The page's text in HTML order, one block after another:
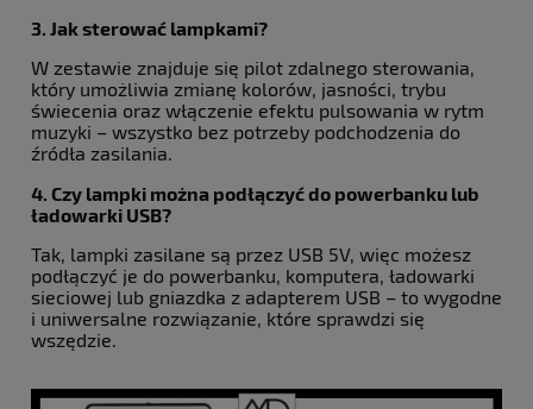
3. Jak sterować lampkami?
W zestawie znajduje się pilot zdalnego sterowania,
który umożliwia zmianę kolorów, jasności, trybu
świecenia oraz włączenie efektu pulsowania w rytm
muzyki – wszystko bez potrzeby podchodzenia do
źródła zasilania.
4. Czy lampki można podłączyć do powerbanku lub
ładowarki USB?
Tak, lampki zasilane są przez USB 5V, więc możesz
podłączyć je do powerbanku, komputera, ładowarki
sieciowej lub gniazdka z adapterem USB – to wygodne
i uniwersalne rozwiązanie, które sprawdzi się
wszędzie.